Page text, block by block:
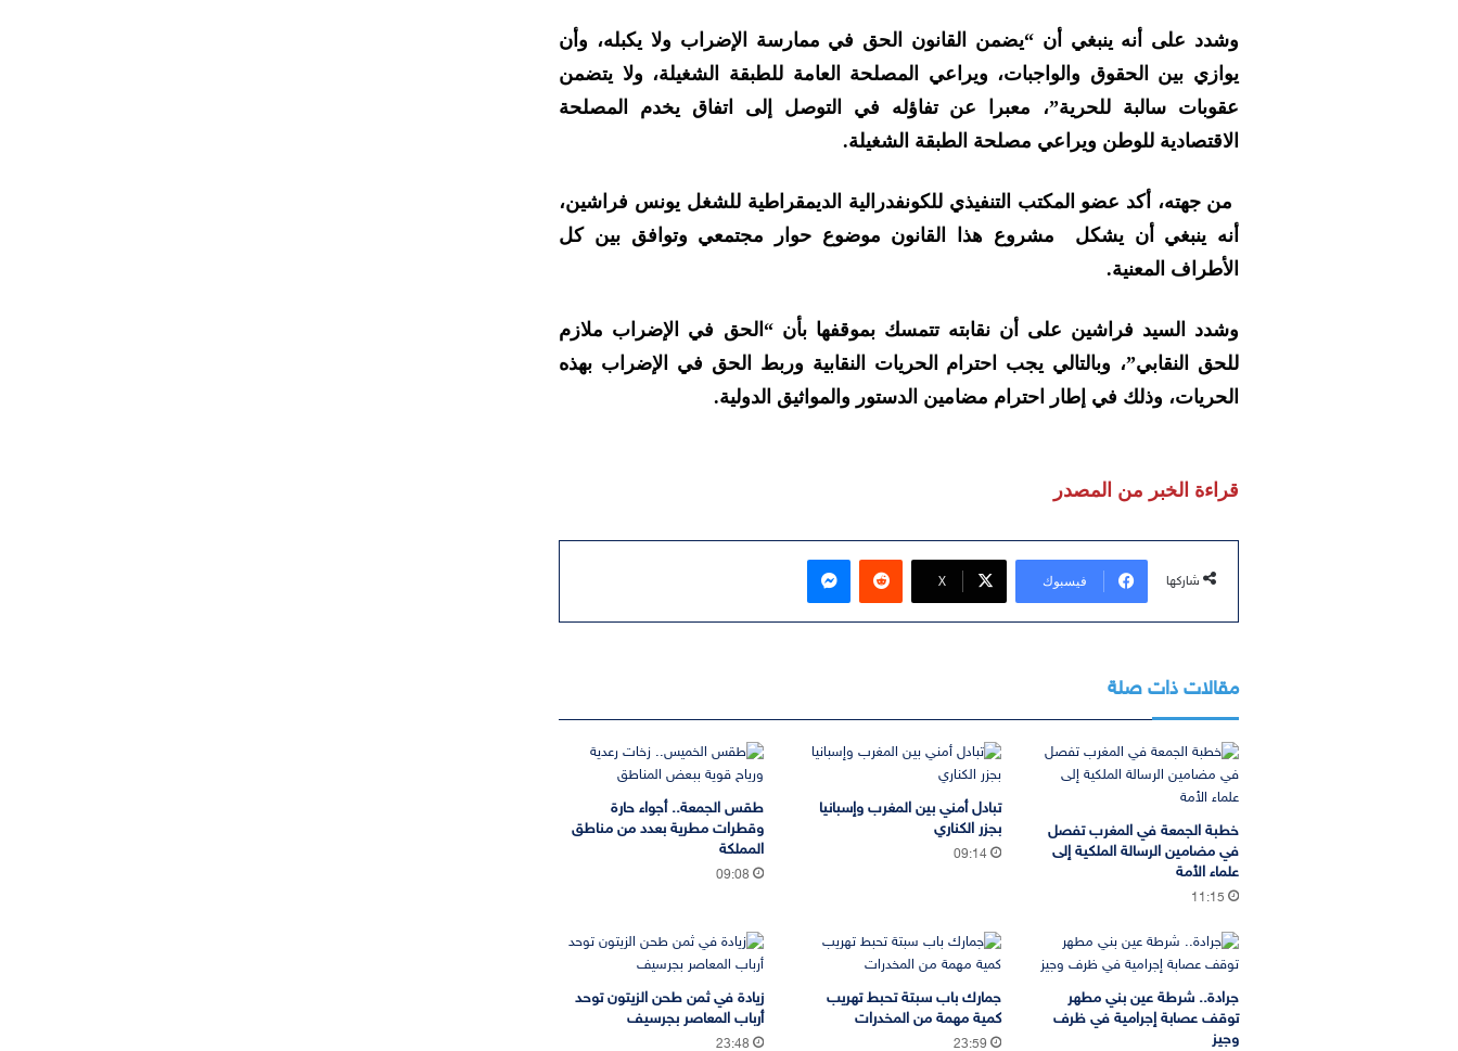
وشدد على أنه ينبغي أن “يضمن القانون الحق في ممارسة الإضراب ولا يكبله، وأن
يوازي بين الحقوق والواجبات، ويراعي المصلحة العامة للطبقة الشغيلة، ولا يتضمن
عقوبات سالبة للحرية”، معبرا عن تفاؤله في التوصل إلى اتفاق يخدم المصلحة
الاقتصادية للوطن ويراعي مصلحة الطبقة الشغيلة.
من جهته، أكد عضو المكتب التنفيذي للكونفدرالية الديمقراطية للشغل يونس فراشين،
أنه ينبغي أن يشكل مشروع هذا القانون موضوع حوار مجتمعي وتوافق بين كل
الأطراف المعنية.
وشدد السيد فراشين على أن نقابته تتمسك بموقفها بأن “الحق في الإضراب ملازم
للحق النقابي”، وبالتالي يجب احترام الحريات النقابية وربط الحق في الإضراب بهذه
الحريات، وذلك في إطار احترام مضامين الدستور والمواثيق الدولية.
قراءة الخبر من المصدر
شاركها فيسبوك ‫X
ماسنجر
مقالات ذات صلة
خطبة الجمعة في المغرب تفصل
في مضامين الرسالة الملكية إلى
علماء الأمة
11:15
تبادل أمني بين المغرب وإسبانيا
بجزر الكناري
09:14
طقس الجمعة.. أجواء حارة
وقطرات مطرية بعدد من مناطق
المملكة
09:08
جرادة.. شرطة عين بني مطهر
توقف عصابة إجرامية في ظرف
وجيز
جمارك باب سبتة تحبط تهريب
كمية مهمة من المخدرات
23:59
زيادة في ثمن طحن الزيتون توحد
أرباب المعاصر بجرسيف
23:48